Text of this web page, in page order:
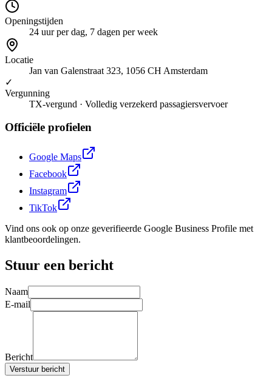
Openingstijden
24 uur per dag, 7 dagen per week
Locatie
Jan van Galenstraat 323, 1056 CH Amsterdam
✓
Vergunning
TX-vergund · Volledig verzekerd passagiersvervoer
Officiële profielen
Google Maps
Facebook
Instagram
TikTok
Vind ons ook op onze geverifieerde Google Business Profile met
klantbeoordelingen.
Stuur een bericht
Naam
E-mail
Bericht
Verstuur bericht